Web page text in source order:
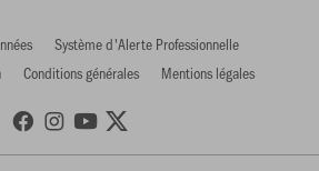
Système d'Alerte Professionnelle
Conditions générales Mentions légales